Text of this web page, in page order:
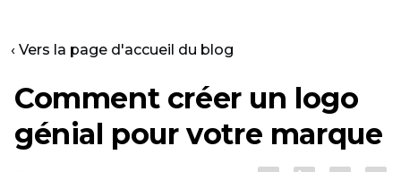
‹ Vers la page d'accueil du blog
Comment créer un logo
génial pour votre marque